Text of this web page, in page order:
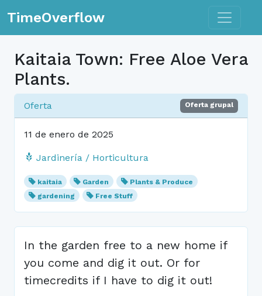
TimeOverflow Toggle
Kaitaia Town: Free Aloe Vera
Plants.
Oferta Oferta grupal
11 de enero de 2025
Jardinería / Horticultura
kaitaia Garden
Plants & Produce
gardening
Free Stuff
In the garden free to a new home if
you come and dig it out. Or for
timecredits if I have to dig it out!